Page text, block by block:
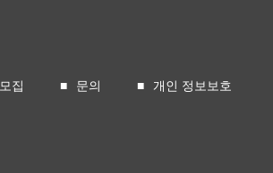
집 문의 개인 정보보호